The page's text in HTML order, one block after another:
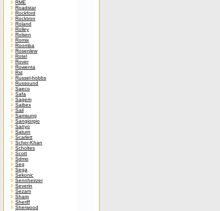
RME
Roadstar
Rockford
Rocktron
Roland
Rolley
Rolsen
Romix
Roomba
Rosenlew
Rotel
Rover
Rowenta
Rst
Russel-hobbs
Russound
Saeco
Safa
Sagem
Saibex
Sail
Samsung
Sangiorgio
Sanyo
Saturn
Scarlett
Scher-Khan
Scholtes
Scott
Sdmo
Seg
Sega
Sekonic
Sennheirzer
Severin
Sezam
Sharp
Sheriff
Sherwood